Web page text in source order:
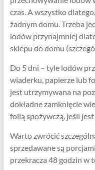
czas. A wszystko
żadnym domu. Trzeba
lodów przynajmniej
sklepu do domu
Do 5 dni – tyle lodów
wiaderku, papierze lub
jest utrzymywana na
dokładne zamknięcie
folią spożywczą, jeśli
Warto zwrócić
sprzedawane są
przekracza 48 godzin w